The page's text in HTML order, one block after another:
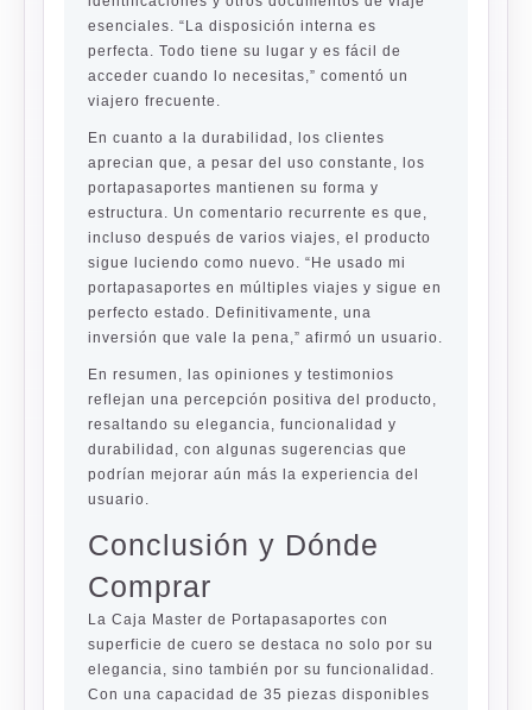
esenciales. “La disposición interna es
perfecta. Todo tiene su lugar y es fácil de
acceder cuando lo necesitas,” comentó un
viajero frecuente.
En cuanto a la durabilidad, los clientes
aprecian que, a pesar del uso constante, los
portapasaportes mantienen su forma y
estructura. Un comentario recurrente es que,
incluso después de varios viajes, el producto
sigue luciendo como nuevo. “He usado mi
portapasaportes en múltiples viajes y sigue en
perfecto estado. Definitivamente, una
inversión que vale la pena,” afirmó un usuario.
En resumen, las opiniones y testimonios
reflejan una percepción positiva del producto,
resaltando su elegancia, funcionalidad y
durabilidad, con algunas sugerencias que
podrían mejorar aún más la experiencia del
usuario.
Conclusión y Dónde
Comprar
La Caja Master de Portapasaportes con
superficie de cuero se destaca no solo por su
elegancia, sino también por su funcionalidad.
Con una capacidad de 35 piezas disponibles